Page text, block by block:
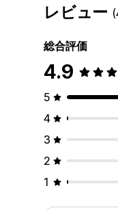
レビュー
総合評価
4.9
5
4
3
2
1